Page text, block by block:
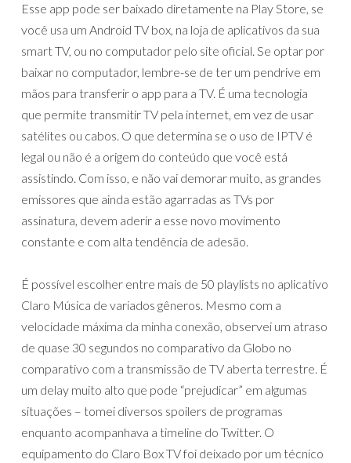
Esse app pode ser baixado diretamente na Play Store, se
você usa um Android TV box, na loja de aplicativos da sua
smart TV, ou no computador pelo site oficial. Se optar por
baixar no computador, lembre-se de ter um pendrive em
mãos para transferir o app para a TV. É uma tecnologia
que permite transmitir TV pela internet, em vez de usar
satélites ou cabos. O que determina se o uso de IPTV é
legal ou não é a origem do conteúdo que você está
assistindo. Com isso, e não vai demorar muito, as grandes
emissores que ainda estão agarradas as TVs por
assinatura, devem aderir a esse novo movimento
constante e com alta tendência de adesão.
É possível escolher entre mais de 50 playlists no aplicativo
Claro Música de variados gêneros. Mesmo com a
velocidade máxima da minha conexão, observei um atraso
de quase 30 segundos no comparativo da Globo no
comparativo com a transmissão de TV aberta terrestre. É
um delay muito alto que pode “prejudicar” em algumas
situações – tomei diversos spoilers de programas
enquanto acompanhava a timeline do Twitter. O
equipamento do Claro Box TV foi deixado por um técnico